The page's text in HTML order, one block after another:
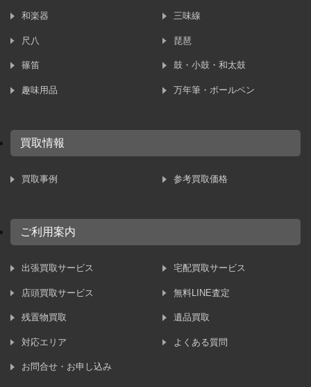
和楽器 三味線
尺八 琵琶
篠笛 鼓・小鼓・和太鼓
趣味用品 万年筆・ボールペン
買取情報
買取事例 参考買取価格
ご利用案内
出張買取サービス 宅配買取サービス
店頭買取サービス 無料LINE査定
残置物買取 遺品買取
対応エリア よくある質問
お問合せ・お申し込み